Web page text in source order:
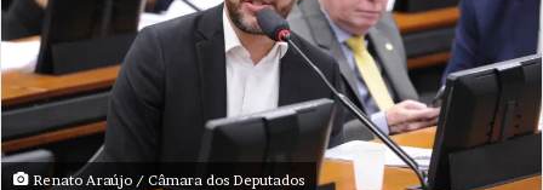
Renato Araújo / Câmara dos Deputados